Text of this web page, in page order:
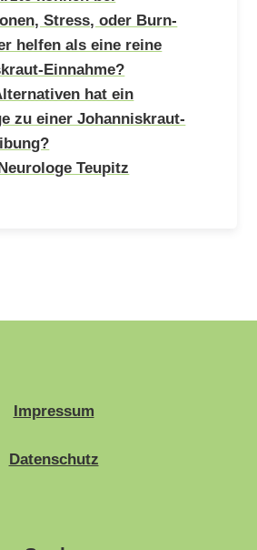
Stress, oder Burn-
helfen als eine reine
Einnahme?
hat ein
zu einer Johanniskraut-
Teupitz
Impressum
Datenschutz